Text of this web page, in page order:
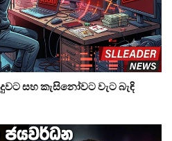
සහ කැසිනෝවට වැට බැඳි